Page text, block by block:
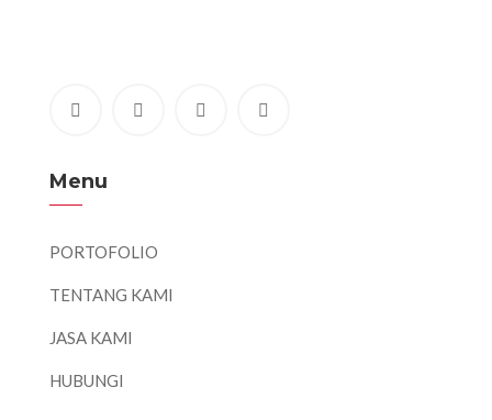
Menu
PORTOFOLIO
TENTANG KAMI
JASA KAMI
HUBUNGI